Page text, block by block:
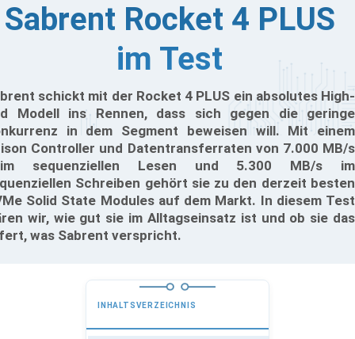
Sabrent Rocket 4 PLUS
im Test
schickt mit der Rocket 4 PLUS ein absolutes High-
Modell ins Rennen, dass sich gegen die geringe
in dem Segment beweisen will. Mit einem
Controller und Datentransferraten von 7.000 MB/s
sequenziellen Lesen und 5.300 MB/s im
Schreiben gehört sie zu den derzeit besten
Solid State Modules auf dem Markt. In diesem Test
wir, wie gut sie im Alltagseinsatz ist und ob sie das
was Sabrent verspricht.
INHALTSVERZEICHNIS